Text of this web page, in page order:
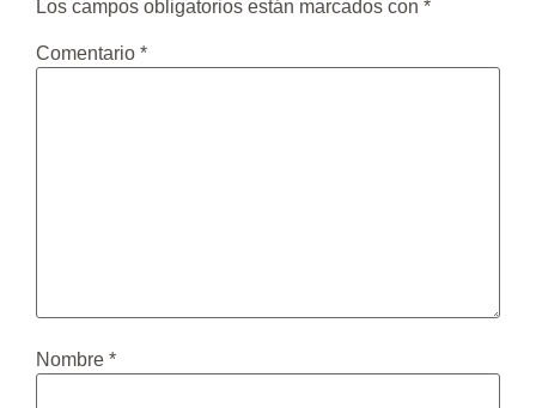
Los campos obligatorios están marcados con *
Comentario *
Nombre *